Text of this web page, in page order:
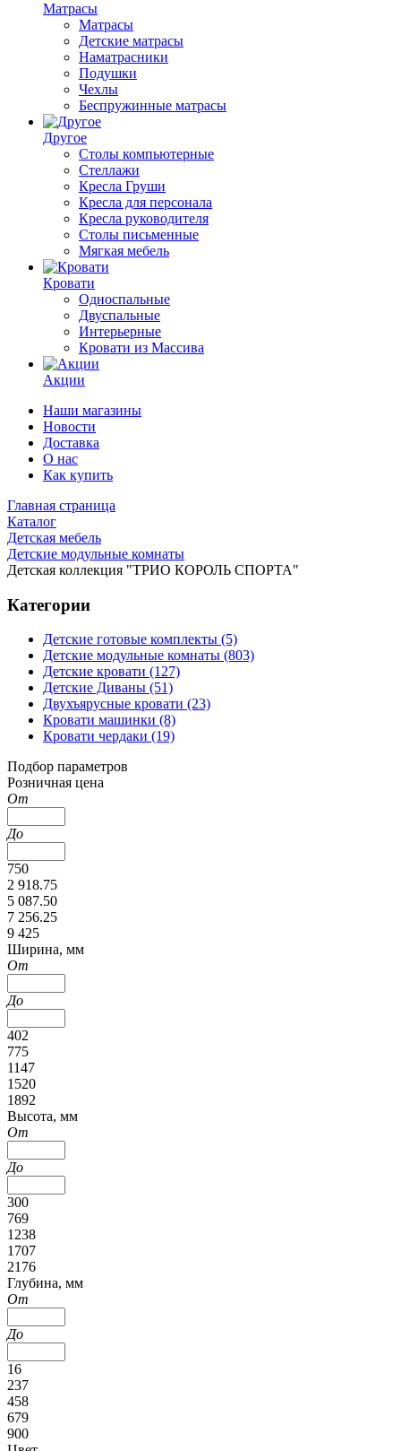
Матрасы
Матрасы
Детские матрасы
Наматрасники
Подушки
Чехлы
Беспружинные матрасы
Другое
Столы компьютерные
Стеллажи
Кресла Груши
Кресла для персонала
Кресла руководителя
Столы письменные
Мягкая мебель
Кровати
Односпальные
Двуспальные
Интерьерные
Кровати из Массива
Акции
Наши магазины
Новости
Доставка
О нас
Как купить
Главная страница
Каталог
Детская мебель
Детские модульные комнаты
Детская коллекция "ТРИО КОРОЛЬ СПОРТА"
Категории
Детские готовые комплекты (5)
Детские модульные комнаты (803)
Детские кровати (127)
Детские Диваны (51)
Двухъярусные кровати (23)
Кровати машинки (8)
Кровати чердаки (19)
Подбор параметров
Розничная цена
От
До
750
2 918.75
5 087.50
7 256.25
9 425
Ширина, мм
От
До
402
775
1147
1520
1892
Высота, мм
От
До
300
769
1238
1707
2176
Глубина, мм
От
До
16
237
458
679
900